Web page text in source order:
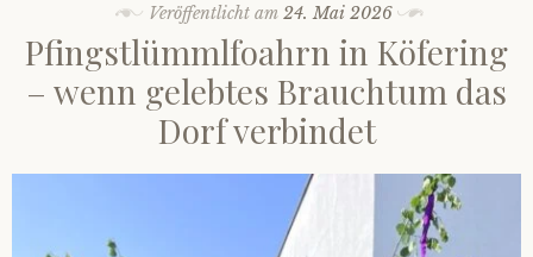
Über uns
Veröffentlicht am 24. Mai 2026
Pfingstlümmlfoahrn in Köfering
– wenn gelebtes Brauchtum das
Dorf verbindet